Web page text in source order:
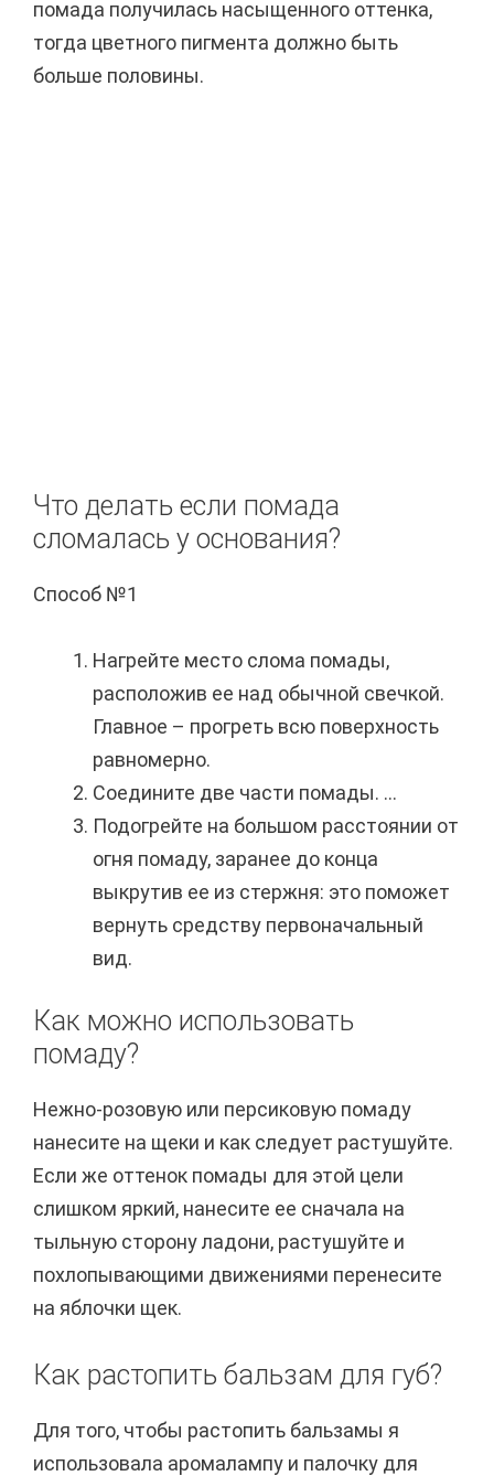
помада получилась насыщенного оттенка,
тогда цветного пигмента должно быть
больше половины.
Что делать если помада
сломалась у основания?
Способ №1
Нагрейте место слома помады,
расположив ее над обычной свечкой.
Главное – прогреть всю поверхность
равномерно.
Соедините две части помады. ...
Подогрейте на большом расстоянии от
огня помаду, заранее до конца
выкрутив ее из стержня: это поможет
вернуть средству первоначальный
вид.
Как можно использовать
помаду?
Нежно-розовую или персиковую помаду
нанесите на щеки и как следует растушуйте.
Если же оттенок помады для этой цели
слишком яркий, нанесите ее сначала на
тыльную сторону ладони, растушуйте и
похлопывающими движениями перенесите
на яблочки щек.
Как растопить бальзам для губ?
Для того, чтобы растопить бальзамы я
использовала аромалампу и палочку для